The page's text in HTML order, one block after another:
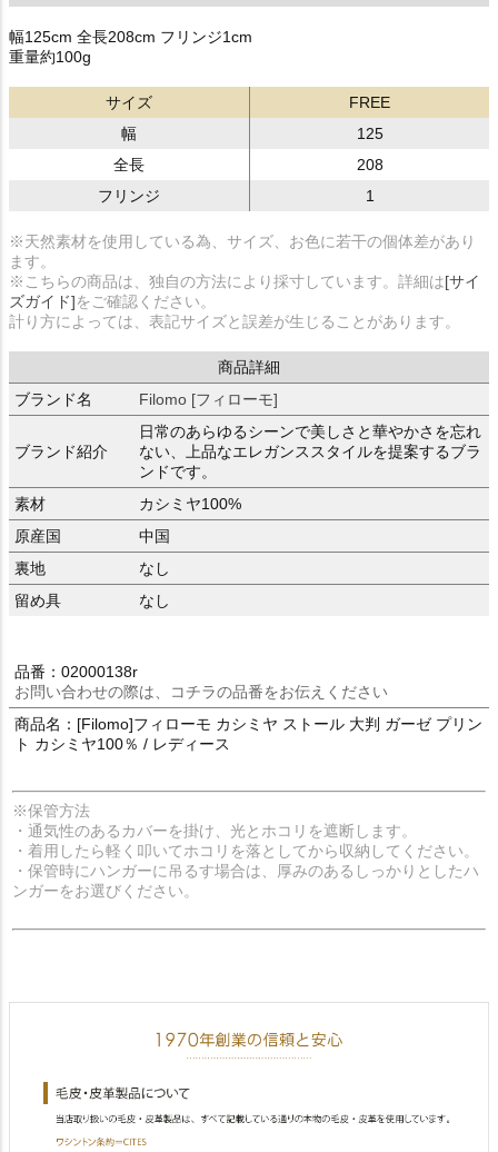
幅125cm 全長208cm フリンジ1cm
重量約100g
サイズ
FREE
幅
125
全長
208
フリンジ
1
※天然素材を使用している為、サイズ、お色に若干の個体差があり
ます。
※こちらの商品は、独自の方法により採寸しています。詳細は[サイ
ズガイド]をご確認ください。
計り方によっては、表記サイズと誤差が生じることがあります。
商品詳細
ブランド名
Filomo [フィローモ]
ブランド紹介
日常のあらゆるシーンで美しさと華やかさを忘れ
ない、上品なエレガンススタイルを提案するブラ
ンドです。
素材
カシミヤ100%
原産国
中国
裏地
なし
留め具
なし
品番：02000138r
お問い合わせの際は、コチラの品番をお伝えください
商品名：[Filomo]フィローモ カシミヤ ストール 大判 ガーゼ プリン
ト カシミヤ100％ / レディース
※保管方法
・通気性のあるカバーを掛け、光とホコリを遮断します。
・着用したら軽く叩いてホコリを落としてから収納してください。
・保管時にハンガーに吊るす場合は、厚みのあるしっかりとしたハ
ンガーをお選びください。